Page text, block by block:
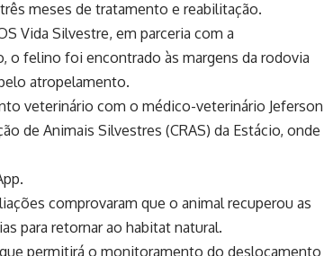
meses de tratamento e reabilitação.
Vida Silvestre, em parceria com a
o felino foi encontrado às margens da rodovia
atropelamento.
veterinário com o médico-veterinário Jeferson
de Animais Silvestres (CRAS) da Estácio, onde
comprovaram que o animal recuperou as
para retornar ao habitat natural.
permitirá o monitoramento do deslocamento